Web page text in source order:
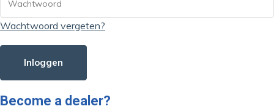
Wachtwoord vergeten?
Inloggen
Become a dealer?